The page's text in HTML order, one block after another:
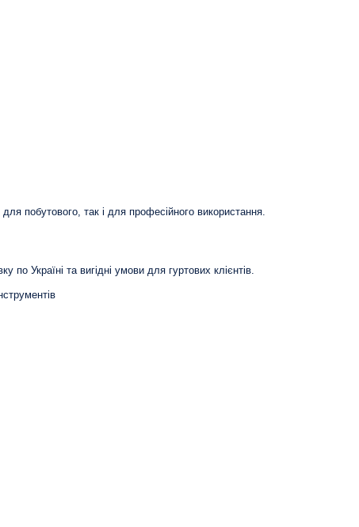
побутового, так і для професійного використання.
Україні та вигідні умови для гуртових клієнтів.